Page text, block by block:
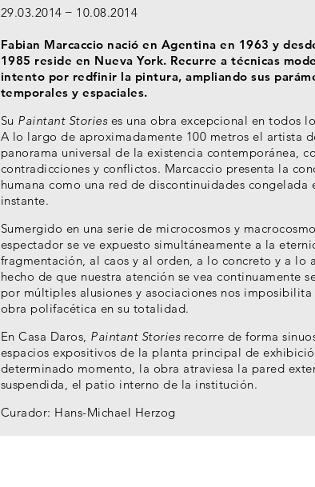
29.03.2014 10.08.2014
Fabian Marcaccio nació en Agentina en 1963 y
1985 reside en Nueva York. Recurre a técnicas
intento por redfinir la pintura, ampliando sus
temporales y espaciales.
Su Paintant Storieses una obra excepcional en todos
A lo largo de aproximadamente 100 metros el artista
panorama universal de la existencia contemporánea,
contradicciones y conflictos. Marcaccio presenta la
humana como una red de discontinuidades congelada
instante.
Sumergido en una serie de microcosmos y
espectador se ve expuesto simultáneamente a la
fragmentación, al caos y al orden, a lo concreto y a lo
hecho de que nuestra atención se vea continuamente
por múltiples alusiones y asociaciones nos imposibilita
obra polifacética en su totalidad.
En Casa Daros, Paintant Storiesrecorre de forma
espacios expositivos de la planta principal de
determinado momento, la obra atraviesa la pared
suspendida, el patio interno de la institución.
Curador: Hans-Michael Herzog